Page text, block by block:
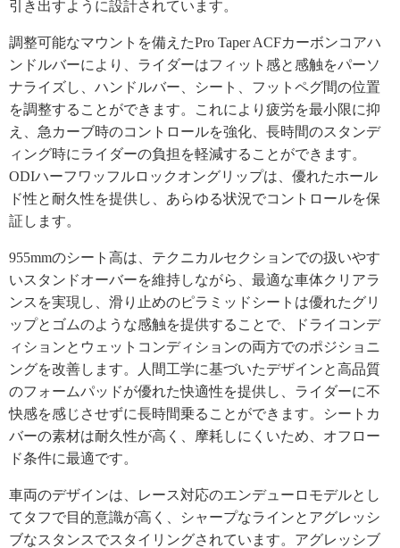
引き出すように設計されています。
調整可能なマウントを備えたPro Taper ACFカーボンコアハ
ンドルバーにより、ライダーはフィット感と感触をパーソ
ナライズし、ハンドルバー、シート、フットペグ間の位置
を調整することができます。これにより疲労を最小限に抑
え、急カーブ時のコントロールを強化、長時間のスタンデ
ィング時にライダーの負担を軽減することができます。
ODIハーフワッフルロックオングリップは、優れたホール
ド性と耐久性を提供し、あらゆる状況でコントロールを保
証します。
955mmのシート高は、テクニカルセクションでの扱いやす
いスタンドオーバーを維持しながら、最適な車体クリアラ
ンスを実現し、滑り止めのピラミッドシートは優れたグリ
ップとゴムのような感触を提供することで、ドライコンデ
ィションとウェットコンディションの両方でのポジショニ
ングを改善します。人間工学に基づいたデザインと高品質
のフォームパッドが優れた快適性を提供し、ライダーに不
快感を感じさせずに長時間乗ることができます。シートカ
バーの素材は耐久性が高く、摩耗しにくいため、オフロー
ド条件に最適です。
車両のデザインは、レース対応のエンデューロモデルとし
てタフで目的意識が高く、シャープなラインとアグレッシ
ブなスタンスでスタイリングされています。アグレッシブ